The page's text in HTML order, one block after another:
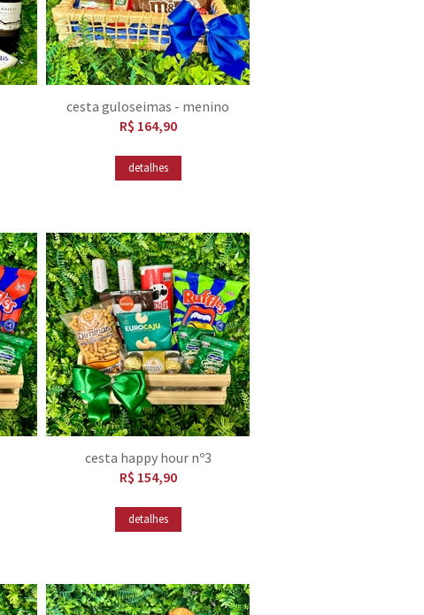
cesta guloseimas - menino
R$ 164,90
detalhes
cesta happy hour nº3
R$ 154,90
detalhes